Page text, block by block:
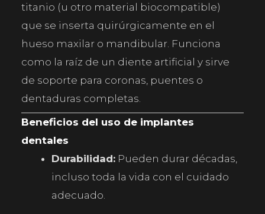
titanio (u otro material biocompatible)
que se inserta quirúrgicamente en el
hueso maxilar o mandibular. Funciona
como la raíz de un diente artificial y sirve
de soporte para coronas, puentes o
dentaduras completas.
Beneficios del uso de implantes
dentales
Durabilidad: Pueden durar décadas,
incluso toda la vida con el cuidado
adecuado.